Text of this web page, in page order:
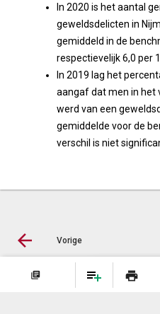
In 2020 is het aantal
geweldsdelicten in
gemiddeld in de
respectievelijk 6,0 per
In 2019 lag het
aangaf dat men in het
werd van een
gemiddelde voor de
verschil is niet
Vorige
© Inergy |Privacy
NOTITIES
library_books print